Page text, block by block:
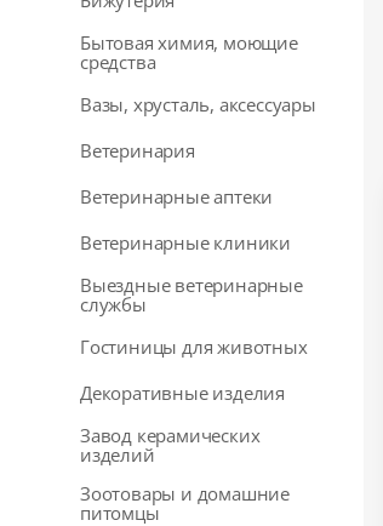
Бытовая химия, моющие
средства
Вазы, хрусталь, аксессуары
Ветеринария
Ветеринарные аптеки
Ветеринарные клиники
Выездные ветеринарные
службы
Гостиницы для животных
Декоративные изделия
Завод керамических
изделий
Зоотовары и домашние
питомцы